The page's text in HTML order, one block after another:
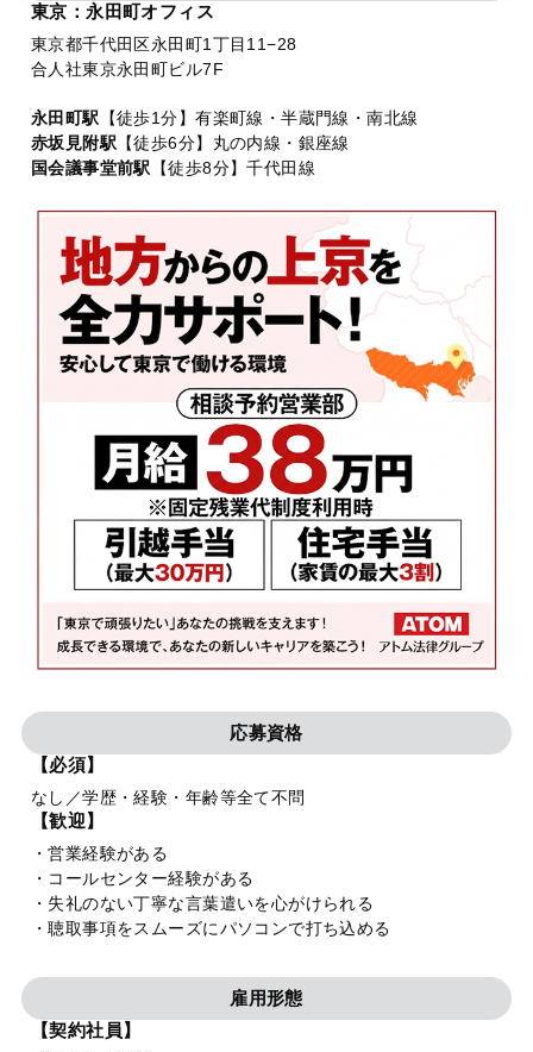
東京：永田町オフィス
東京都千代田区永田町1丁目11−28
合人社東京永田町ビル7F
永田町駅 【徒歩1分】有楽町線・半蔵門線・南北線
赤坂見附駅 【徒歩6分】丸の内線・銀座線
国会議事堂前駅
【徒歩8分】千代田線
応募資格
【必須】
なし／学歴・経験・年齢等全て不問
【歓迎】
・営業経験がある
・コールセンター経験がある
・失礼のない丁寧な言葉遣いを心がけられる
・聴取事項をスムーズにパソコンで打ち込める
雇用形態
【契約社員】